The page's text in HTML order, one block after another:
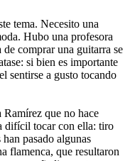
tema. Necesito una
Hubo una profesora
comprar una guitarra se
si bien es importante
sentirse a gusto tocando
Ramírez que no hace
difícil tocar con ella: tiro
pasado algunas
flamenca, que resultaron